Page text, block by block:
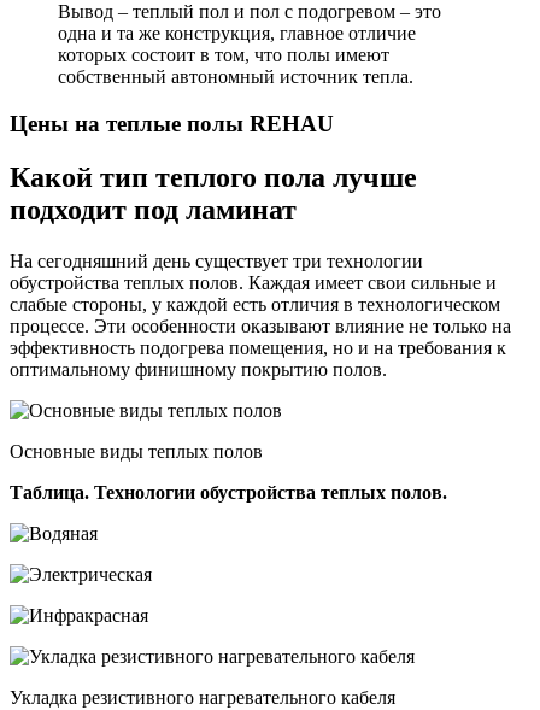
Вывод – теплый пол и пол с подогревом – это
одна и та же конструкция, главное отличие
которых состоит в том, что полы имеют
собственный автономный источник тепла.
Цены на теплые полы REHAU
Какой тип теплого пола лучше
подходит под ламинат
На сегодняшний день существует три технологии
обустройства теплых полов. Каждая имеет свои сильные и
слабые стороны, у каждой есть отличия в технологическом
процессе. Эти особенности оказывают влияние не только на
эффективность подогрева помещения, но и на требования к
оптимальному финишному покрытию полов.
Основные виды теплых полов
Таблица. Технологии обустройства теплых полов.
Укладка резистивного нагревательного кабеля